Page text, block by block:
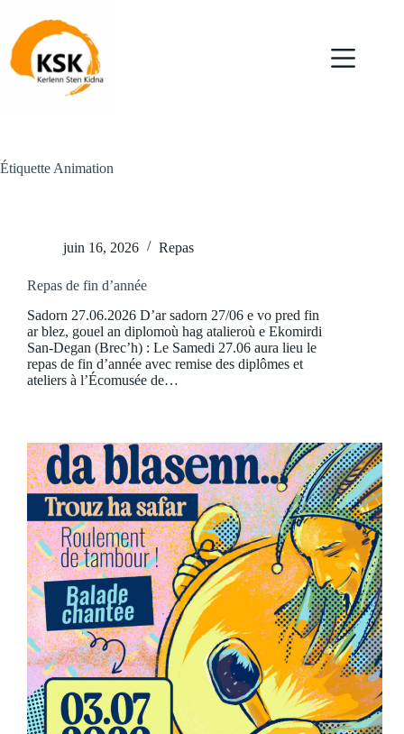
contenu
Étiquette Animation
juin 16, 2026 Repas
Repas de fin d’année
Sadorn 27.06.2026 D’ar sadorn 27/06 e vo pred fin
ar blez, gouel an diplomoù hag atalieroù e Ekomirdi
San-Degan (Brec’h) : Le Samedi 27.06 aura lieu le
repas de fin d’année avec remise des diplômes et
ateliers à l’Écomusée de…